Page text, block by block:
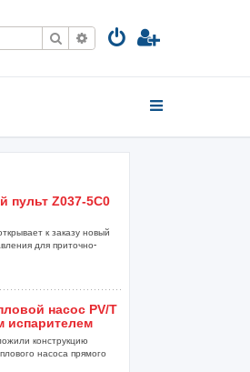
Поиск Расширенный поиск
пульт Z037-5C0
к заказу новый
для приточно-
насос PV/T
испарителем
конструкцию
насоса прямого